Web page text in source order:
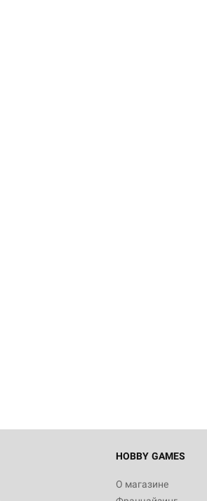
HOBBY GAMES
О магазине